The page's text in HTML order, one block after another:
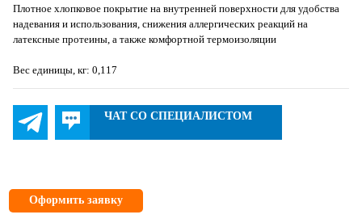
Плотное хлопковое покрытие на внутренней поверхности для удобства
надевания и использования, снижения аллергических реакций на
латексные протеины, а также комфортной термоизоляции
Вес единицы, кг: 0,117
ЧАТ СО СПЕЦИАЛИСТОМ
Оформить заявку